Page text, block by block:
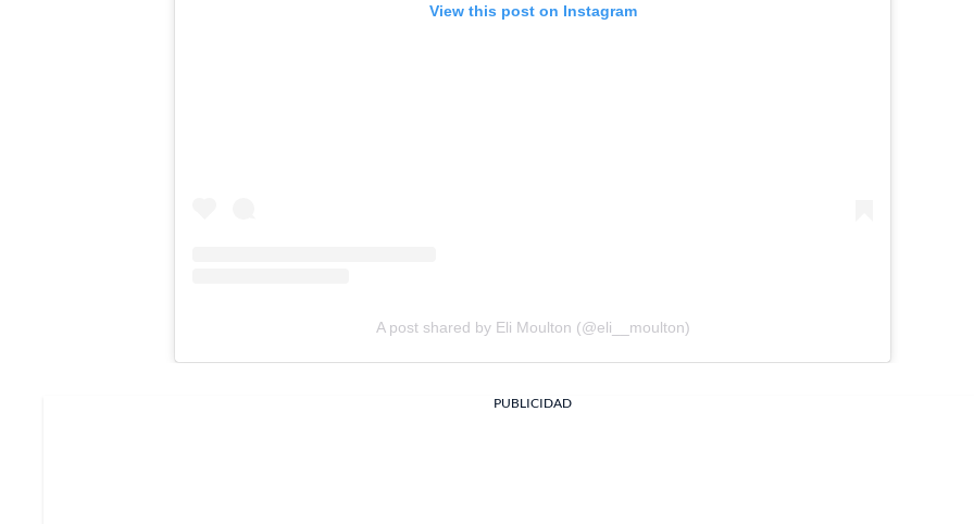
View this post on Instagram
A post shared by Eli Moulton (@eli__moulton)
PUBLICIDAD